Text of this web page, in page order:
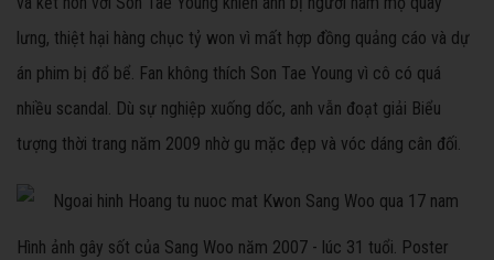
lưng, thiệt hại hàng chục tỷ won vì mất hợp đồng quảng cáo và dự
án phim bị đổ bể. Fan không thích Son Tae Young vì cô có quá
nhiều scandal. Dù sự nghiệp xuống dốc, anh vẫn đoạt giải Biểu
tượng thời trang năm 2009 nhờ gu mặc đẹp và vóc dáng cân đối.
Hình ảnh gây sốt của Sang Woo năm 2007 - lúc 31 tuổi. Poster